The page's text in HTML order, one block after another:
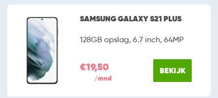
SAMSUNG GALAXY S21 PLUS
128GB opslag, 6.7 inch, 64MP
€19,50
/mnd
BEKIJK